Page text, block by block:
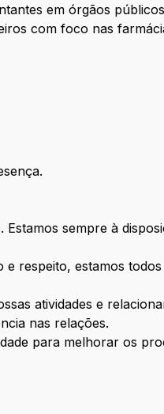
em órgãos
com foco nas
sempre à
e respeito, estamos
atividades e
nas relações.
para melhorar os